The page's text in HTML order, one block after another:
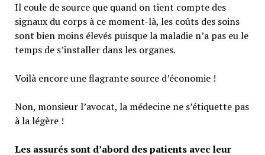
Il coule de source que quand on tient compte des
signaux du corps à ce moment-là, les coûts des soins
sont bien moins élevés puisque la maladie n’a pas eu le
temps de s’installer dans les organes.
Voilà encore une flagrante source d’économie !
Non, monsieur l’avocat, la médecine ne s’étiquette pas
à la légère !
Les assurés sont d’abord des patients avec leur